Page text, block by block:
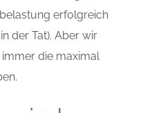
erfolgreich
der Tat). Aber wir
die maximal